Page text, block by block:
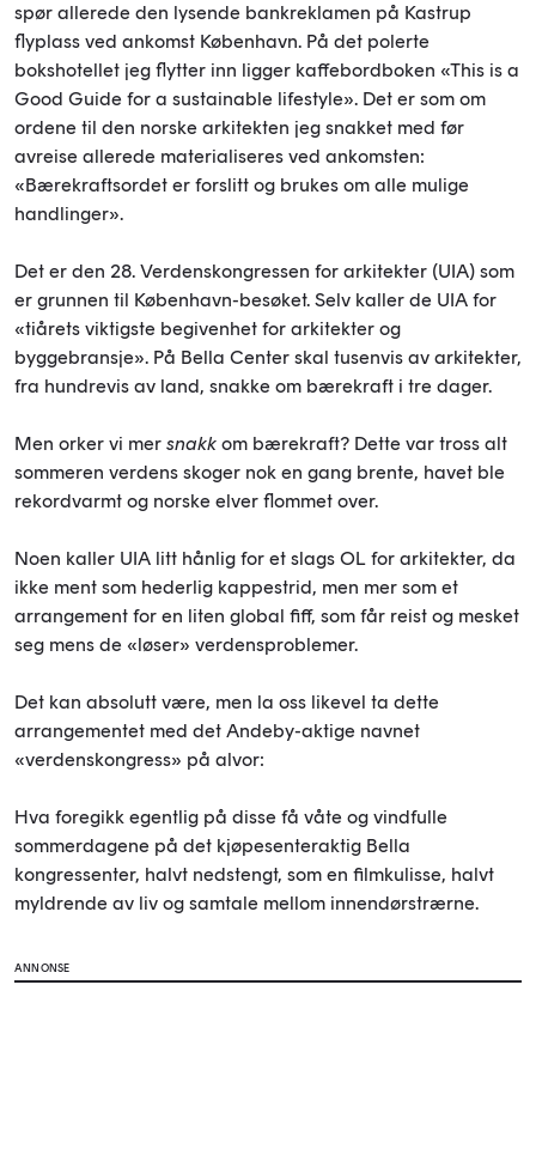
spør allerede den lysende bankreklamen på Kastrup
flyplass ved ankomst København. På det polerte
bokshotellet jeg flytter inn ligger kaffebordboken «This is a
Good Guide for a sustainable lifestyle». Det er som om
ordene til den norske arkitekten jeg snakket med før
avreise allerede materialiseres ved ankomsten:
«Bærekraftsordet er forslitt og brukes om alle mulige
handlinger».
Det er den 28. Verdenskongressen for arkitekter (UIA) som
er grunnen til København-besøket. Selv kaller de UIA for
«tiårets viktigste begivenhet for arkitekter og
byggebransje». På Bella Center skal tusenvis av arkitekter,
fra hundrevis av land, snakke om bærekraft i tre dager.
Men orker vi mer snakk om bærekraft? Dette var tross alt
sommeren verdens skoger nok en gang brente, havet ble
rekordvarmt og norske elver flommet over.
Noen kaller UIA litt hånlig for et slags OL for arkitekter, da
ikke ment som hederlig kappestrid, men mer som et
arrangement for en liten global fiff, som får reist og mesket
seg mens de «løser» verdensproblemer.
Det kan absolutt være, men la oss likevel ta dette
arrangementet med det Andeby-aktige navnet
«verdenskongress» på alvor:
Hva foregikk egentlig på disse få våte og vindfulle
sommerdagene på det kjøpesenteraktig Bella
kongressenter, halvt nedstengt, som en filmkulisse, halvt
myldrende av liv og samtale mellom innendørstrærne.
ANNONSE